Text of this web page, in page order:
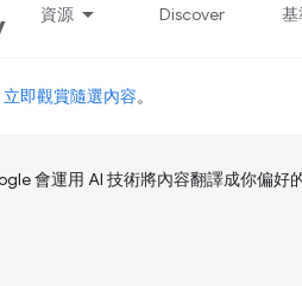
資源 Discover 基
立即觀賞隨選內容。
會運用 AI 技術將內容翻譯成你偏好